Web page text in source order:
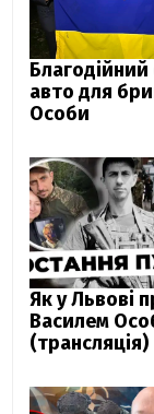
авто для
Особи
Як у Львові
Василем
(трансляція)